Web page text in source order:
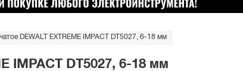
DEWALT EXTREME IMPACT DT5027, 6-18 мм
IMPACT DT5027, 6-18 мм